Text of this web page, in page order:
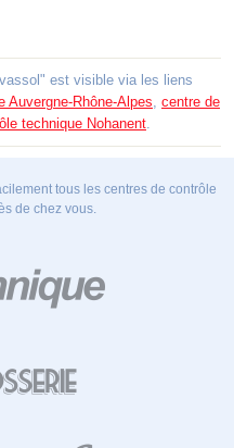
est visible via les liens
Auvergne-Rhône-Alpes centre de
technique Nohanent
tous les centres de contrôle
de chez vous.